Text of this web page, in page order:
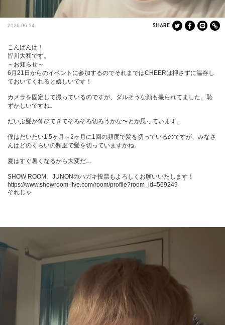
2026.06.14 SHARE
こんばんは！
皆川大和です。
～お知らせ～
6月21日からのイベントに参加するのでそれまではCHEERは押さずに温存し
ておいてくれると嬉しいです！
カメラを固定して撮っているのですが、ダルそうな顔も撮られてました。恥
ずかしいですね。
だいぶ髪が伸びてきてそろそろ切ろうかな〜とか思っています。
僕はだいたい1.5ヶ月～2ヶ月に1回の頻度で髪を切っているのですが、みなさ
んはどのくらいの頻度で髪を切っていますかね。
夏はすぐ暑くなるから大変だ…
SHOW ROOM、JUNONのハガキ投票もよろしくお願いいたします！
https://www.showroom-live.com/room/profile?room_id=569249
それじゃ